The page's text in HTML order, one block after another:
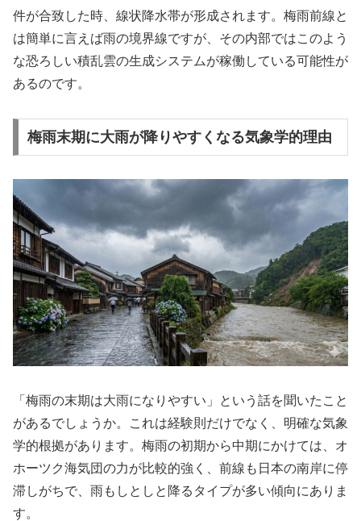
件が合致した時、線状降水帯が形成されます。梅雨前線と
は簡単に言えば雨の境界線ですが、その内部ではこのよう
な恐ろしい積乱雲の生成システムが稼働している可能性が
あるのです。
梅雨末期に大雨が降りやすくなる気象学的理由
「梅雨の末期は大雨になりやすい」という話を聞いたこと
があるでしょうか。これは経験則だけでなく、明確な気象
学的根拠があります。梅雨の初期から中期にかけては、オ
ホーツク海気団の力が比較的強く、前線も日本の南岸に停
滞しがちで、雨もしとしと降るタイプが多い傾向にありま
す。